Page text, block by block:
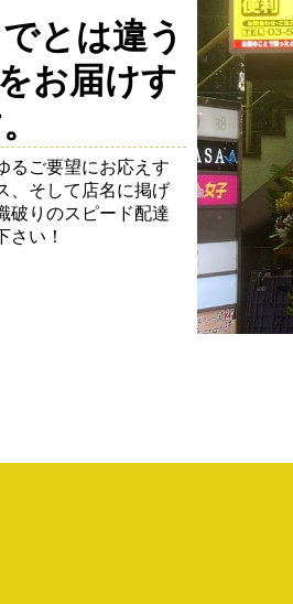
とは違う
お届けす
るご要望にお応えす
、そして店名に掲げ
破りのスピード配達
さい！